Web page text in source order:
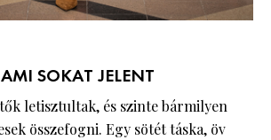
AMI SOKAT JELENT
letisztultak, és szinte bármilyen
összefogni. Egy sötét táska, öv